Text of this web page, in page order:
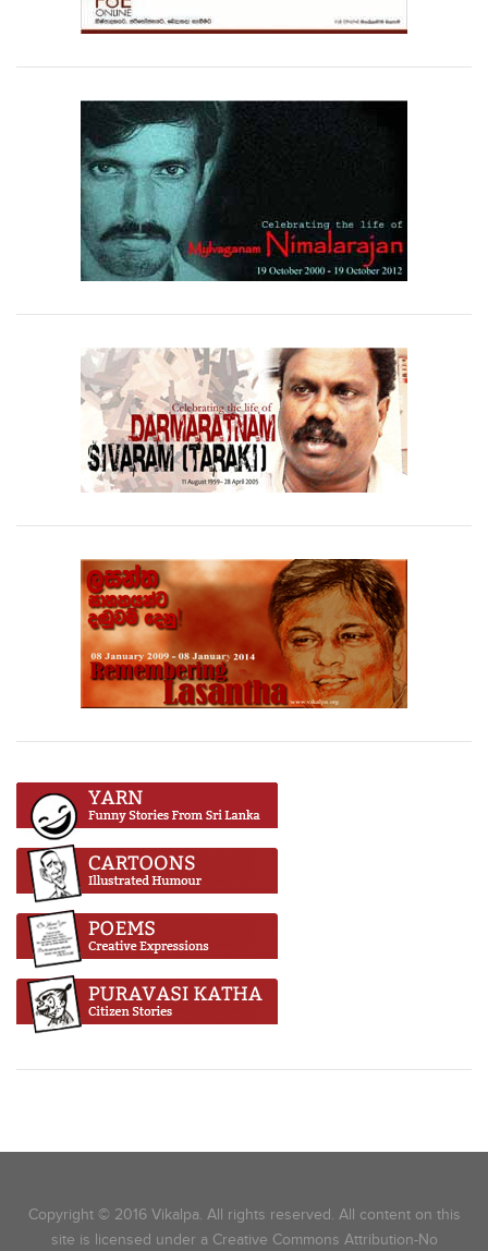
Copyright © 2016 Vikalpa. All rights reserved. All content on this
site is licensed under a Creative Commons Attribution-No